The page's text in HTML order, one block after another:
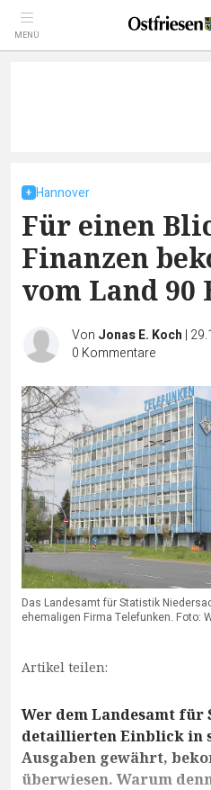
MENÜ
Hannover
Für einen
Finanzen
vom Land 90
Von Jonas E. Koch |
0 Kommentare
Das Landesamt für Statistik
ehemaligen Firma Telefunken. Foto:
Artikel teilen:
Wer dem Landesamt
detaillierten Einblick in
Ausgaben gewährt,
überwiesen. Warum